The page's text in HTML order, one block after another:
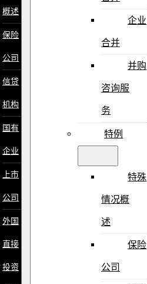
概述
保险
公司
信贷
机构
国有
企业
上市
公司
外国
直接
投资
企业
合并
并购
咨询服
务
特例
特殊
情况概
述
保险
公司